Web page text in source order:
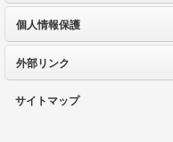
個人情報保護
外部リンク
サイトマップ